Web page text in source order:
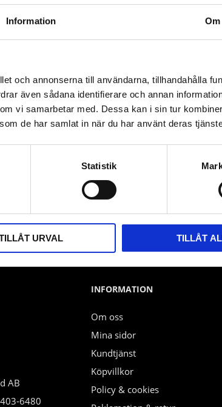
Information Om
och annonserna till användarna, tillhandahålla
även sådana identifierare och annan
vi samarbetar med. Dessa kan i sin tur
de har samlat in när du har använt deras
Statistik
URVAL TILLÅT
PRENUMERERA
AB
6480
INFORMATION
Om oss
Mina sidor
Kundtjänst
Köpvillkor
Policy & cookies